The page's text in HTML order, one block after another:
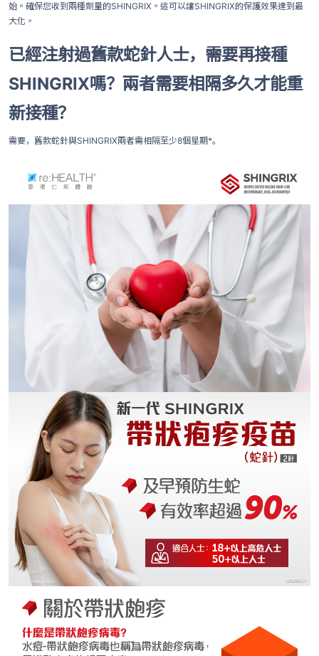
始。確保您收到兩種劑量的SHINGRIX。這可以讓SHINGRIX的保護效果達到最
大化。
已經注射過舊款蛇針人士，需要再接種
SHINGRIX嗎？兩者需要相隔多久才能重
新接種？
需要，舊款蛇針與SHINGRIX兩者需相隔至少8個星期*。